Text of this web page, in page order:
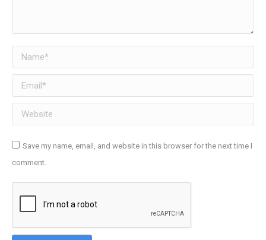
Name *
Email *
Website
Save my name, email, and website in this browser for the next time I
comment.